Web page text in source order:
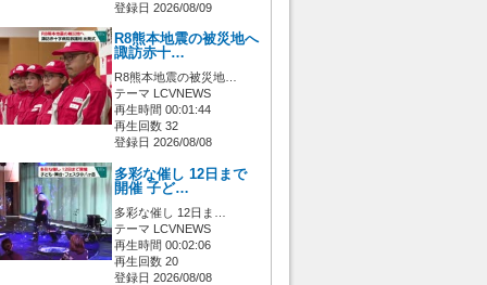
登録日 2026/08/09
R8熊本地震の被災地へ
諏訪赤十…
R8熊本地震の被災地…
テーマ LCVNEWS
再生時間 00:01:44
再生回数 32
登録日 2026/08/08
多彩な催し 12日まで
開催 子ど…
多彩な催し 12日ま…
テーマ LCVNEWS
再生時間 00:02:06
再生回数 20
登録日 2026/08/08